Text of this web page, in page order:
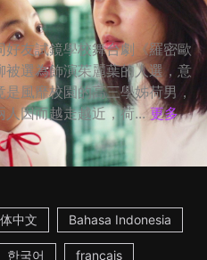
友試鏡學校舞台劇《羅密歐
選為飾演茱麗葉的人選，意
風靡校園的高三學姊荷男，
因而越走越近，荷... 更多
中文 Bahasa Indonesia
한국어 français